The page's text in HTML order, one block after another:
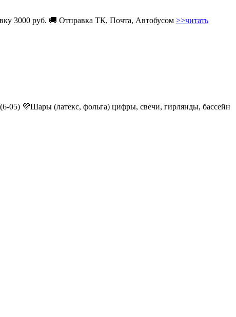
3000 руб. 🚚 Отправка ТК, Почта, Автобусом >>читать
💜Шары (латекс, фольга) цифры, свечи, гирлянды, бассейн